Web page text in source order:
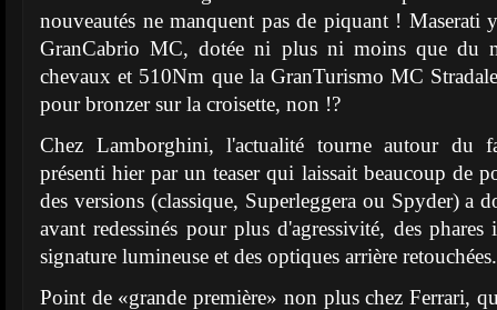
nouveautés ne manquent pas de piquant ! Maserati
GranCabrio MC, dotée ni plus ni moins que du
chevaux et 510Nm que la GranTurismo MC
pour bronzer sur la croisette, non !?
Chez Lamborghini, l'actualité tourne autour du
présenti hier par un teaser qui laissait beaucoup de
des versions (classique, Superleggera ou Spyder) a
avant redessinés pour plus d'agressivité, des
signature lumineuse et des optiques arrière retouchées.
Point de «grande première» non plus chez Ferrari,